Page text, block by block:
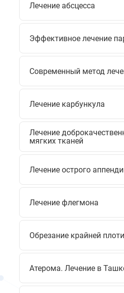
Лечение абсцесса
Эффективное лечение
Современный метод
Лечение карбункула
Лечение
мягких тканей
Лечение острого
Лечение флегмона
Обрезание крайней плоти
Атерома. Лечение в